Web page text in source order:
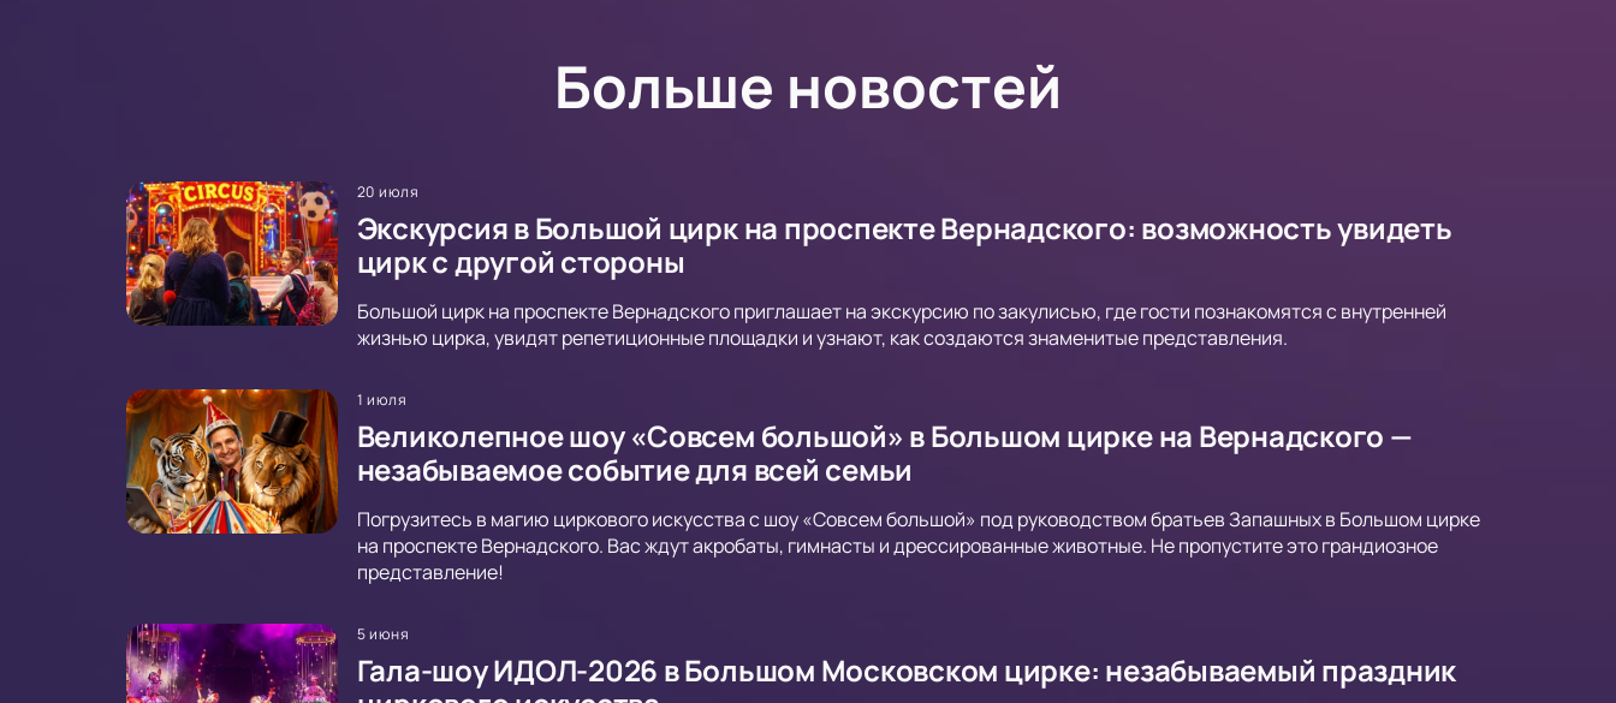
Больше новостей
20 июля
Экскурсия в Большой цирк на проспекте Вернадского: возможность увидеть
цирк с другой стороны
Большой цирк на проспекте Вернадского приглашает на экскурсию по закулисью, где гости познакомятся с внутренней
жизнью цирка, увидят репетиционные площадки и узнают, как создаются знаменитые представления.
1 июля
Великолепное шоу «Совсем большой» в Большом цирке на Вернадского —
незабываемое событие для всей семьи
Погрузитесь в магию циркового искусства с шоу «Совсем большой» под руководством братьев Запашных в Большом цирке
на проспекте Вернадского. Вас ждут акробаты, гимнасты и дрессированные животные. Не пропустите это грандиозное
представление!
5 июня
Гала-шоу ИДОЛ-2026 в Большом Московском цирке: незабываемый праздник